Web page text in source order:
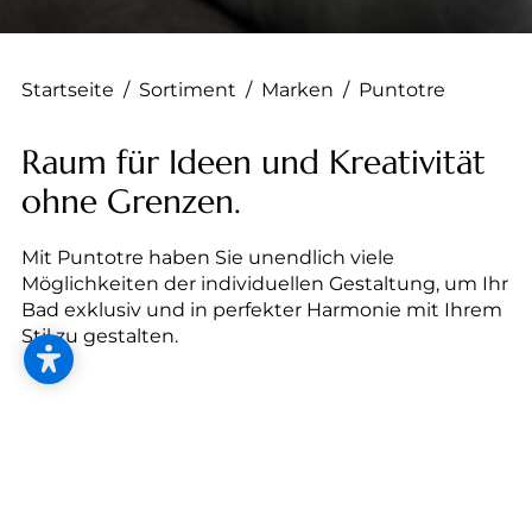
--
Startseite / Sortiment / Marken / Puntotre
Raum für Ideen und Kreativität
ohne Grenzen.
Mit Puntotre haben Sie unendlich viele
Möglichkeiten der individuellen Gestaltung, um Ihr
Bad exklusiv und in perfekter Harmonie mit Ihrem
Stil zu gestalten.